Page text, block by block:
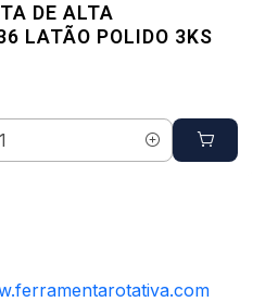
DE ALTA
LATÃO POLIDO 3KS